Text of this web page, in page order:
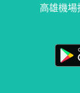
高雄機場